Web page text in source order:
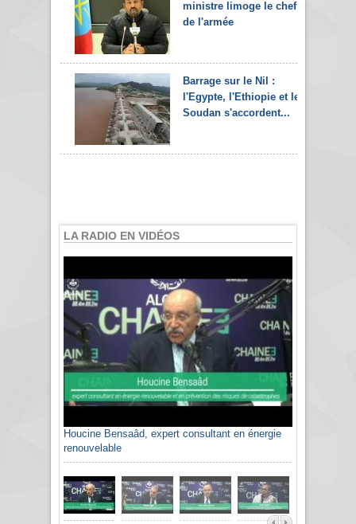
ministre limoge le chef
de l'armée
Barrage sur le Nil :
l'Egypte, l'Ethiopie et le
Soudan s'accordent...
LA RADIO EN VIDÉOS
Houcine Bensaâd, expert consultant en énergie
renouvelable